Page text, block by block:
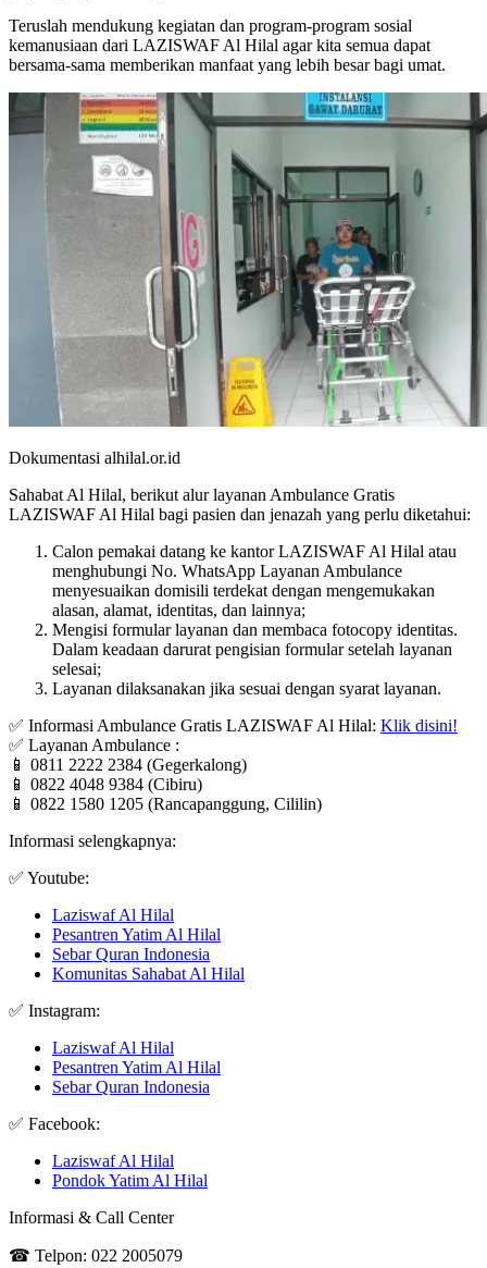
Teruslah mendukung kegiatan dan program-program sosial
kemanusiaan dari LAZISWAF Al Hilal agar kita semua dapat
bersama-sama memberikan manfaat yang lebih besar bagi umat.
Dokumentasi alhilal.or.id
Sahabat Al Hilal, berikut alur layanan Ambulance Gratis
LAZISWAF Al Hilal bagi pasien dan jenazah yang perlu diketahui:
Calon pemakai datang ke kantor LAZISWAF Al Hilal atau
menghubungi No. WhatsApp Layanan Ambulance
menyesuaikan domisili terdekat dengan mengemukakan
alasan, alamat, identitas, dan lainnya;
Mengisi formular layanan dan membaca fotocopy identitas.
Dalam keadaan darurat pengisian formular setelah layanan
selesai;
Layanan dilaksanakan jika sesuai dengan syarat layanan.
✅ Informasi Ambulance Gratis LAZISWAF Al Hilal: Klik disini!
✅ Layanan Ambulance :
📱 0811 2222 2384 (Gegerkalong)
📱 0822 4048 9384 (Cibiru)
📱 0822 1580 1205 (Rancapanggung, Cililin)
Informasi selengkapnya:
✅ Youtube:
Laziswaf Al Hilal
Pesantren Yatim Al Hilal
Sebar Quran Indonesia
Komunitas Sahabat Al Hilal
✅ Instagram:
Laziswaf Al Hilal
Pesantren Yatim Al Hilal
Sebar Quran Indonesia
✅ Facebook:
Laziswaf Al Hilal
Pondok Yatim Al Hilal
Informasi & Call Center
☎ Telpon: 022 2005079